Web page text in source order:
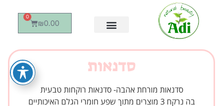
₪0.00
0
סדנאות
סדנאות מורחת אהבה- סדנאות רוקחות טבעית
בה נרקח 3 מוצרים מתוך שפע חומרי הגלם האיכותיים